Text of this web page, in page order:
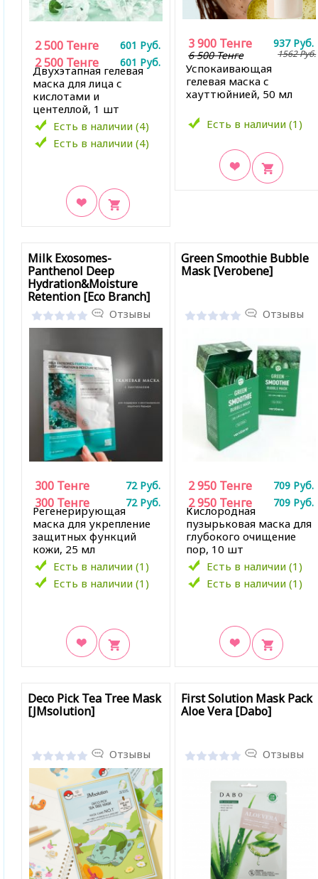
Двухэтапная гелевая
маска для лица с
кислотами и
центеллой, 1 шт
Есть в наличии (4)
2 500 Тенге 601 Руб.
Есть в наличии (4)
2 500 Тенге 601 Руб.
Успокаивающая
гелевая маска с
хауттюйнией, 50 мл
Есть в наличии (1)
3 900 Тенге 937 Руб.
6 500 Тенге
1562Руб.
Milk Exosomes-
Panthenol Deep
Hydration&Moisture
Retention [Eco Branch]
Отзывы
Регенерирующая
маска для укрепление
защитных функций
кожи, 25 мл
Есть в наличии (1)
300 Тенге 72 Руб.
Есть в наличии (1)
300 Тенге 72 Руб.
Green Smoothie Bubble
Mask [Verobene]
Отзывы
Кислородная
пузырьковая маска для
глубокого очищение
пор, 10 шт
Есть в наличии (1)
2 950 Тенге 709 Руб.
Есть в наличии (1)
2 950 Тенге 709 Руб.
Deco Pick Tea Tree Mask
[JMsolution]
Отзывы
First Solution Mask Pack
Aloe Vera [Dabo]
Отзывы